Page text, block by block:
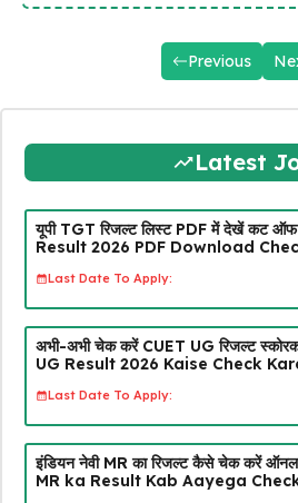
Previous
Latest
यूपी TGT रिजल्ट लिस्ट PDF में देखें कट ऑफ
Result 2026 PDF Download
Last Date To Apply:
अभी-अभी चेक करें CUET UG रिजल्ट
UG Result 2026 Kaise Check
Last Date To Apply:
इंडियन नेवी MR का रिजल्ट कैसे चेक करें
MR ka Result Kab Aayega